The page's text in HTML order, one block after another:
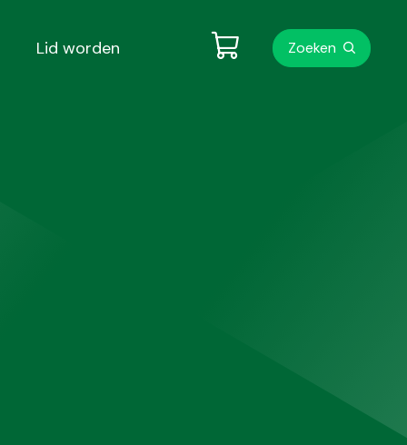
Lid worden Zoeken